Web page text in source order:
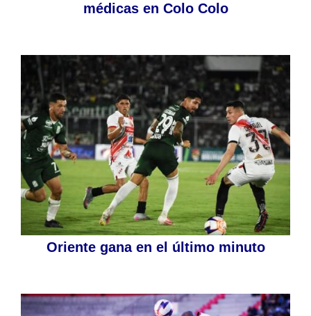
médicas en Colo Colo
Oriente gana en el último minuto